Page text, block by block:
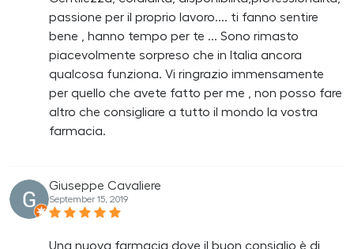
passione per il proprio lavoro.... ti fanno sentire
bene , hanno tempo per te ... Sono rimasto
piacevolmente sorpreso che in Italia ancora
qualcosa funziona. Vi ringrazio immensamente
per quello che avete fatto per me , non posso fare
altro che consigliare a tutto il mondo la vostra
farmacia.
Giuseppe Cavaliere
September 15, 2019
Una nuova farmacia dove il buon consiglio è di